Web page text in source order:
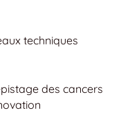
techniques
des cancers